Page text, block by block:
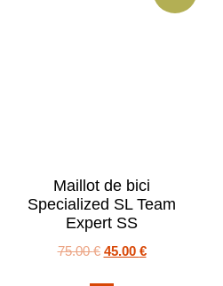
Maillot de bici
Specialized SL Team
Expert SS
75.00€ 45.00 €